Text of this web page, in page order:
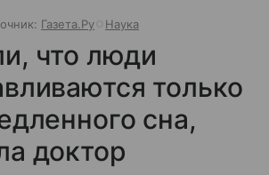
Газета.Ру Наука
что люди
только
сна,
доктор